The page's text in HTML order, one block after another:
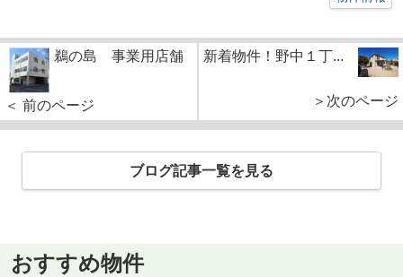
鵜の島 事業用店舗
＜ 前のページ
新着物件！野中１丁...
＞次のページ
ブログ記事一覧を見る
おすすめ物件